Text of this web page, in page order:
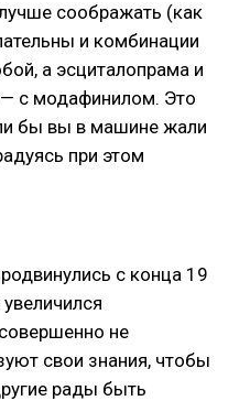
соображать (как
и комбинации
а эсциталопрама и
— с модафинилом. Это
бы вы в машине жали
при этом
с конца 19
не
свои знания, чтобы
рады быть